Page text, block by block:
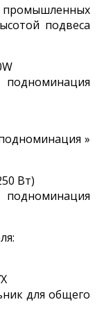
подвеса
подноминация
»
Вт)
для общего